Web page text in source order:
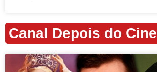
Canal Depois do